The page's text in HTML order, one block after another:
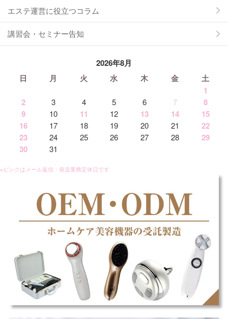
エステ運営に役立つコラム
講習会・セミナー告知
2026年8月
日
月 火 水 木 金
土
1
2
3 4 5 6 7
8
9
10 11 12 13 14
15
16
17 18 19 20 21
22
23
24 25 26 27 28
29
30
31